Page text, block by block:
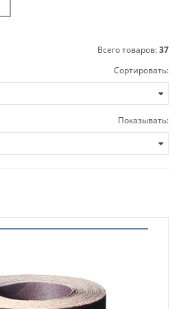
Всего товаров:37
Сортировать:
Показывать: